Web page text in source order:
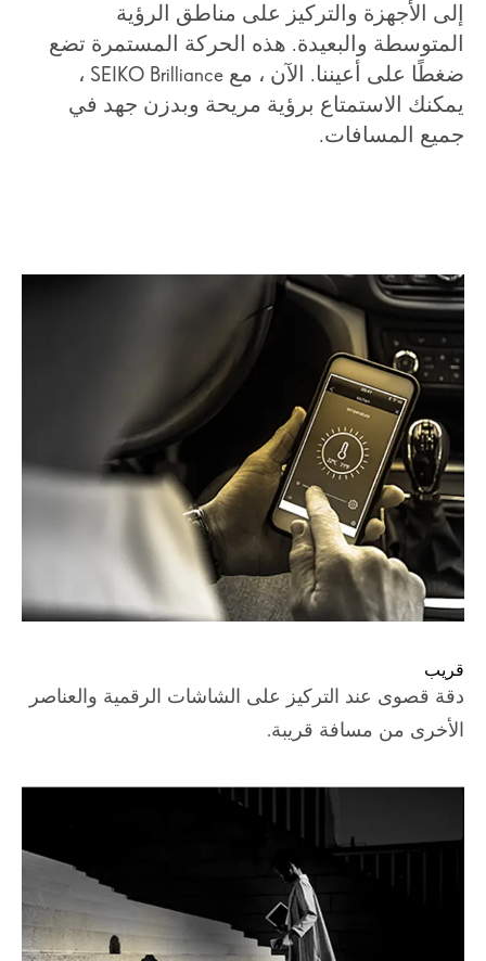
إلى الأجهزة والتركيز على مناطق الرؤية
المتوسطة والبعيدة. هذه الحركة المستمرة تضع
ضغطًا على أعيننا. الآن ، مع SEIKO Brilliance ،
يمكنك الاستمتاع برؤية مريحة وبدزن جهد في
جميع المسافات.
قريب
دقة قصوى عند التركيز على الشاشات الرقمية والعناصر
الأخرى من مسافة قريبة.